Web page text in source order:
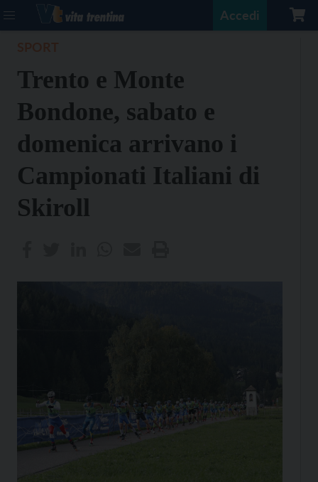
Accedi
Trento e Monte
Bondone, sabato e
domenica arrivano i
Campionati Italiani di
Skiroll